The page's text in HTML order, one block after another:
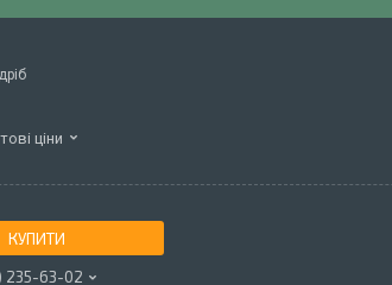
ціни
КУПИТИ
235-63-02